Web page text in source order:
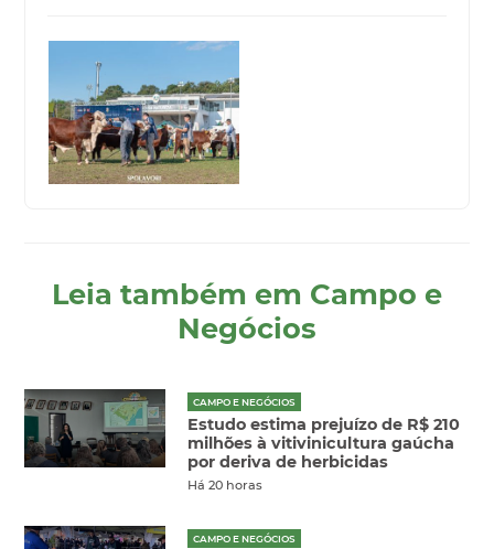
Leia também em Campo e
Negócios
CAMPO E NEGÓCIOS
Estudo estima prejuízo de R$ 210
milhões à vitivinicultura gaúcha
por deriva de herbicidas
Há 20 horas
CAMPO E NEGÓCIOS